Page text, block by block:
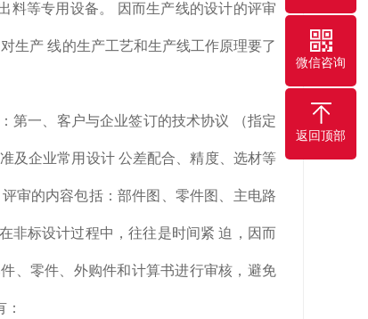
料等专用设备。 因而生产线的设计的评审
生产 线的生产工艺和生产线工作原理要了
一、客户与企业签订的技术协议 （指定
及企业常用设计 公差配合、精度、选材等
审的内容包括：部件图、零件图、主电路
非标设计过程中，往往是时间紧 迫，因而
、零件、外购件和计算书进行审核，避免
微信咨询
返回顶部